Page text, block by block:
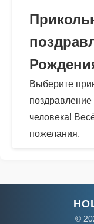
Выберите
поздравление
человека!
пожелания.
©